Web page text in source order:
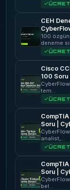
CEH
100
deneme
Cisco
100 Soru
tem…
CompTIA
Soru |
analist,…
CompTIA
Soru |
bel…